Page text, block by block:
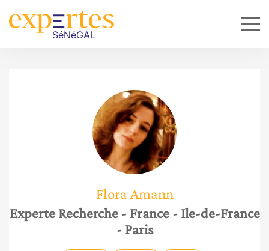
Flora Amann
Experte Recherche - France - Ile-de-France
- Paris